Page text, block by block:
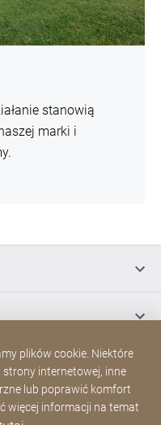
stanowią
marki i
plików cookie. Niektóre
strony internetowej, inne
lub poprawić komfort
więcej informacji na temat